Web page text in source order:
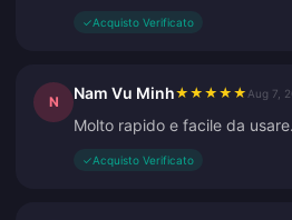
✓Acquisto Verificato
N Nam Vu Minh★ ★ ★ ★ ★ Aug 7,
Molto rapido e facile da
✓Acquisto Verificato